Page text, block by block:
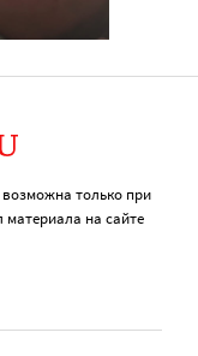
возможна только при
материала на сайте